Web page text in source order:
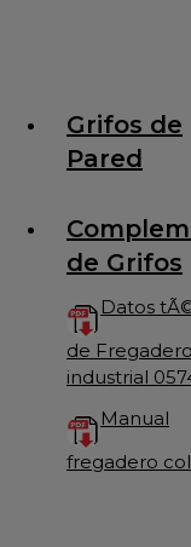
Grifos de
Pared
de Grifos
Datos
de Fregadero
industrial
Manual
fregadero